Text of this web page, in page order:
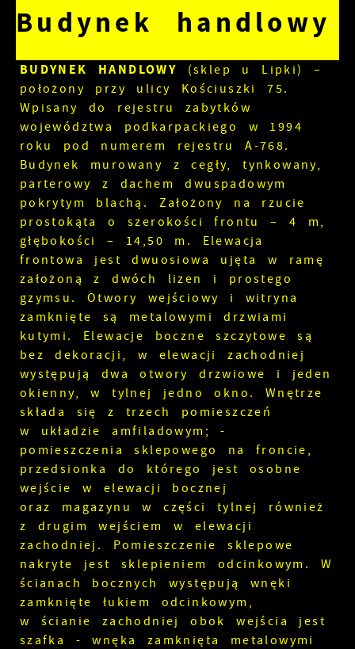
Budynek handlowy
BUDYNEK HANDLOWY (sklep u Lipki) –
położony przy ulicy Kościuszki 75.
Wpisany do rejestru zabytków
województwa podkarpackiego w 1994
roku pod numerem rejestru A-768.
Budynek murowany z cegły, tynkowany,
parterowy z dachem dwuspadowym
pokrytym blachą. Założony na rzucie
prostokąta o szerokości frontu – 4 m,
głębokości – 14,50 m. Elewacja
frontowa jest dwuosiowa ujęta w ramę
założoną z dwóch lizen i prostego
gzymsu. Otwory wejściowy i witryna
zamknięte są metalowymi drzwiami
kutymi. Elewacje boczne szczytowe są
bez dekoracji, w elewacji zachodniej
występują dwa otwory drzwiowe i jeden
okienny, w tylnej jedno okno. Wnętrze
składa się z trzech pomieszczeń
w układzie amfiladowym; -
pomieszczenia sklepowego na froncie,
przedsionka do którego jest osobne
wejście w elewacji bocznej
oraz magazynu w części tylnej również
z drugim wejściem w elewacji
zachodniej. Pomieszczenie sklepowe
nakryte jest sklepieniem odcinkowym. W
ścianach bocznych występują wnęki
zamknięte łukiem odcinkowym,
w ścianie zachodniej obok wejścia jest
szafka - wnęka zamknięta metalowymi